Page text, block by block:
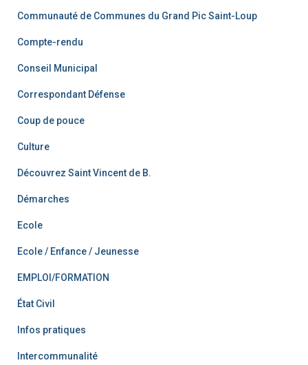
Communauté de Communes du Grand Pic Saint-Loup
Compte-rendu
Conseil Municipal
Correspondant Défense
Coup de pouce
Culture
Découvrez Saint Vincent de B.
Démarches
Ecole
Ecole / Enfance / Jeunesse
EMPLOI/FORMATION
État Civil
Infos pratiques
Intercommunalité